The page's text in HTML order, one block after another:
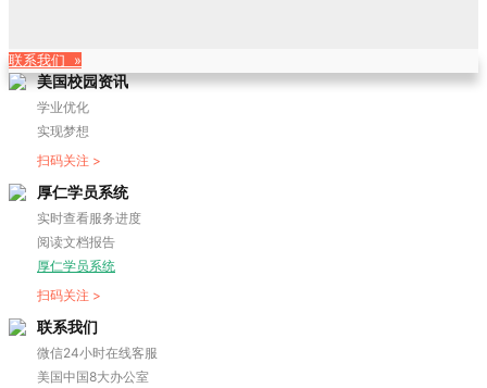
联系我们 »
美国校园资讯
学业优化
实现梦想
扫码关注 >
厚仁学员系统
实时查看服务进度
阅读文档报告
厚仁学员系统
扫码关注 >
联系我们
微信24小时在线客服
美国中国8大办公室